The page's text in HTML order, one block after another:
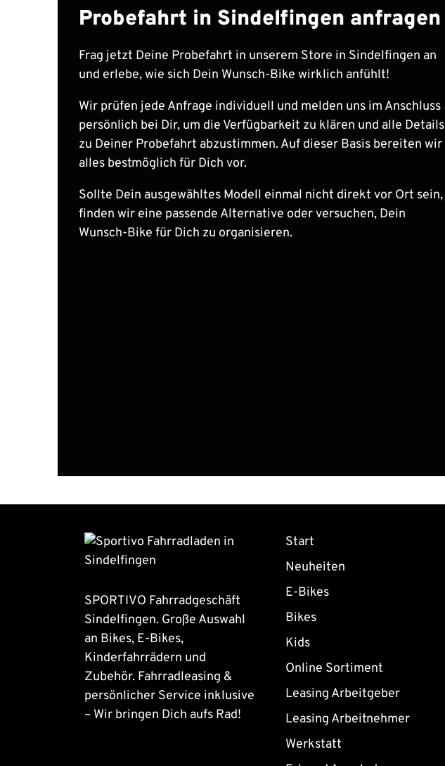
Probefahrt in Sindelfingen anfragen
Frag jetzt Deine Probefahrt in unserem Store in Sindelfingen an
und erlebe, wie sich Dein Wunsch-Bike wirklich anfühlt!
Wir prüfen jede Anfrage individuell und melden uns im Anschluss
persönlich bei Dir, um die Verfügbarkeit zu klären und alle Details
zu Deiner Probefahrt abzustimmen. Auf dieser Basis bereiten wir
alles bestmöglich für Dich vor.
Sollte Dein ausgewähltes Modell einmal nicht direkt vor Ort sein,
finden wir eine passende Alternative oder versuchen, Dein
Wunsch-Bike für Dich zu organisieren.
SPORTIVO Fahrradgeschäft
Sindelfingen. Große Auswahl
an Bikes, E-Bikes,
Kinderfahrrädern und
Zubehör. Fahrradleasing &
persönlicher Service inklusive
– Wir bringen Dich aufs Rad!
Start
Neuheiten
E-Bikes
Bikes
Kids
Online Sortiment
Leasing Arbeitgeber
Leasing Arbeitnehmer
Werkstatt